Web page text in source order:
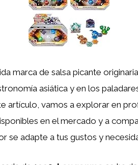
marca de salsa picante
asiática y en los
artículo, vamos a explorar en
en el mercado y a
se adapte a tus gustos y